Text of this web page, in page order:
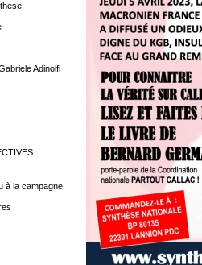
Adinolfi
à la campagne